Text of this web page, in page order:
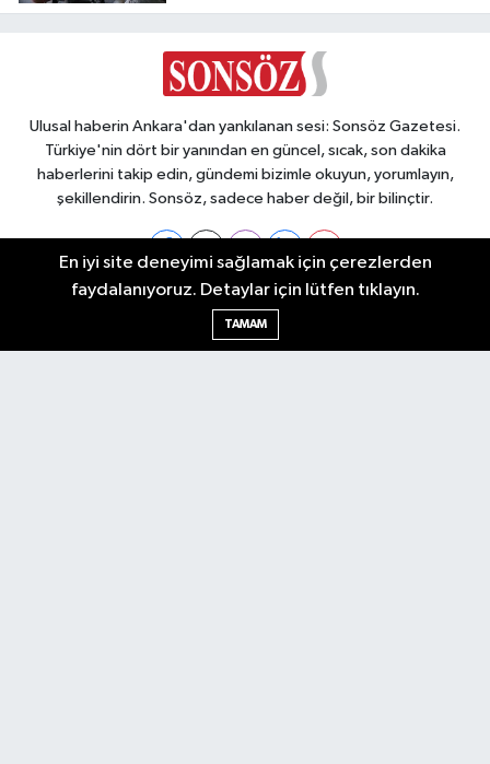
Ulusal haberin Ankara'dan yankılanan sesi: Sonsöz Gazetesi.
Türkiye'nin dört bir yanından en güncel, sıcak, son dakika
haberlerini takip edin, gündemi bizimle okuyun, yorumlayın,
şekillendirin. Sonsöz, sadece haber değil, bir bilinçtir.
Ankara Nöbetçi Eczaneler
En iyi site deneyimi sağlamak için çerezlerden
faydalanıyoruz. Detaylar için lütfen tıklayın.
TAMAM